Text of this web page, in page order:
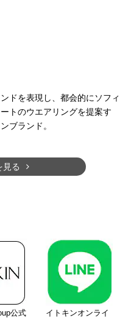
ドを表現し、都会的にソフィ
トのウエアリングを提案す
ブランド。
見る
公式
イトキンオンライ